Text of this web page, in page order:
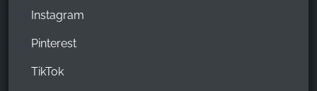
Instagram
Pinterest
TikTok